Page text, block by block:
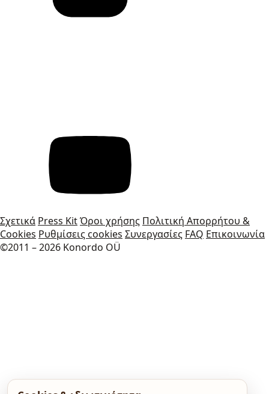
Σχετικά Press KitΌροι χρήσης Πολιτική Απορρήτου &
Cookies Ρυθμίσεις cookies Συνεργασίες FAQ Επικοινωνία
©2011 – 2026 Konordo OÜ